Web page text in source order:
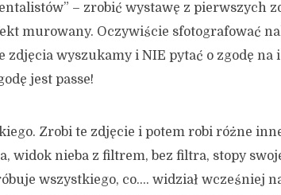
– zrobić wystawę z pierwszych
murowany. Oczywiście sfotografować
zdjęcia wyszukamy i NIE pytać o zgodę na
jest passe!
Zrobi te zdjęcie i potem robi różne
widok nieba z filtrem, bez filtra, stopy
wszystkiego, co…. widział wcześniej